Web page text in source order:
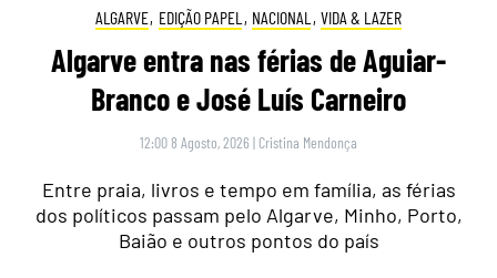
ALGARVE, EDIÇÃO PAPEL , NACIONAL , VIDA & LAZER
Algarve entra nas férias de Aguiar-
Branco e José Luís Carneiro
12:00 8 Agosto, 2026 | Cristina Mendonça
Entre praia, livros e tempo em família, as férias
dos políticos passam pelo Algarve, Minho, Porto,
Baião e outros pontos do país